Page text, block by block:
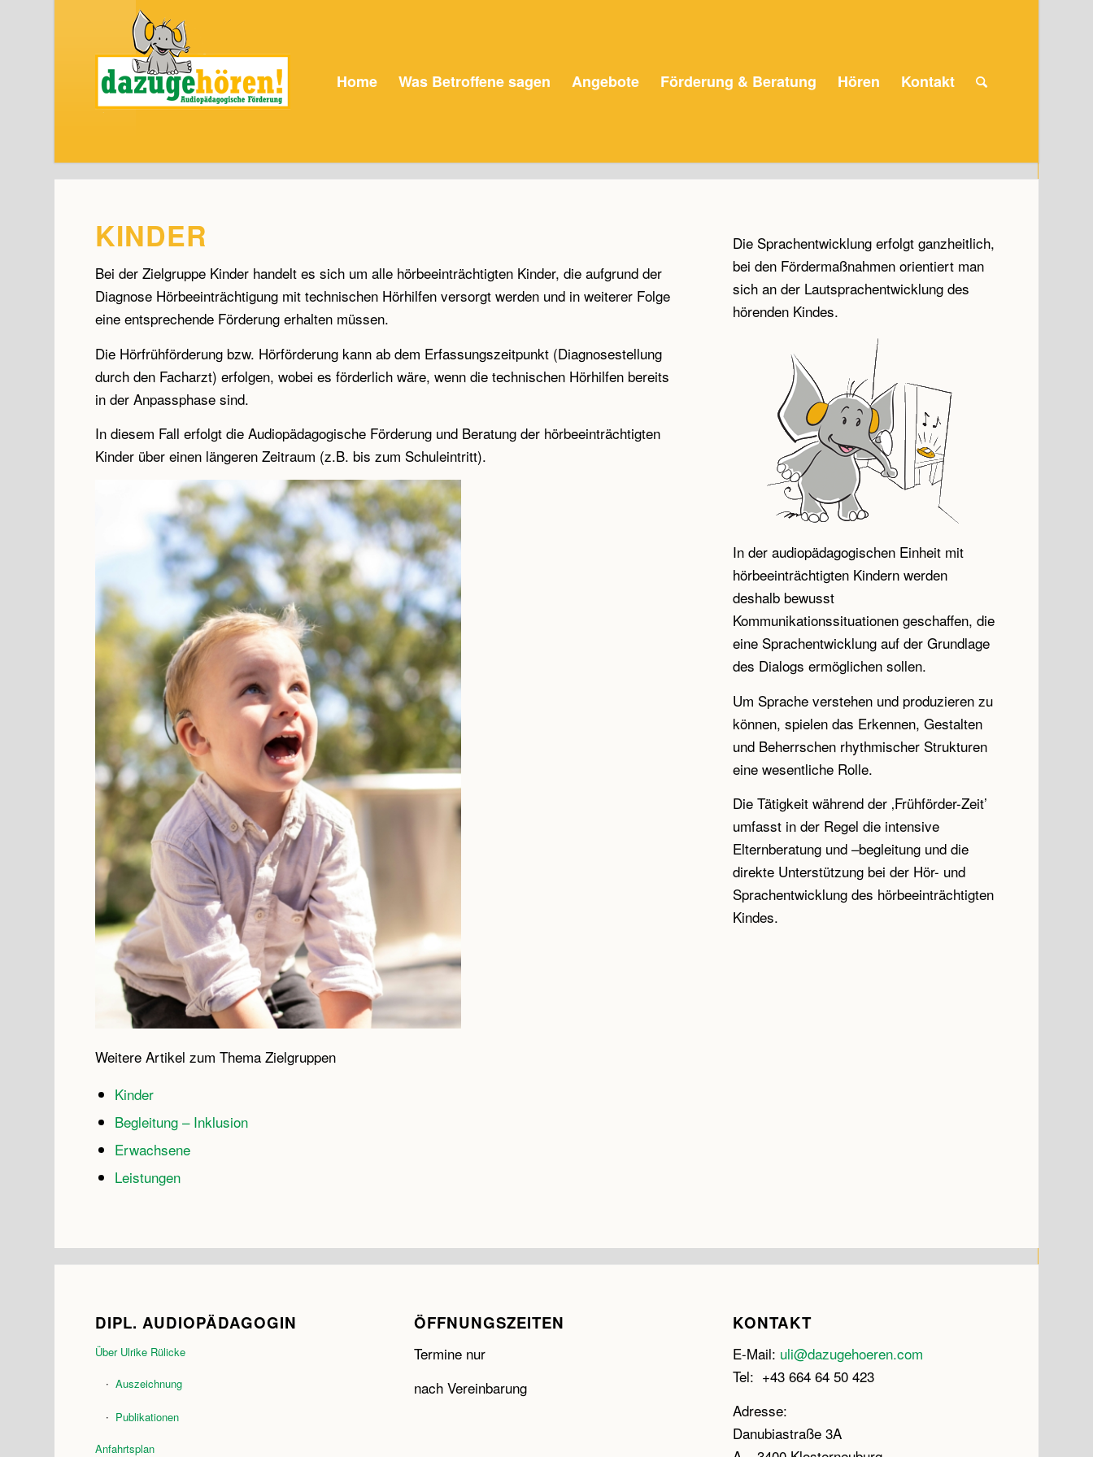
Home Was Betroffene sagen Angebote Förderung & Beratung Hören Kontakt
KINDER
Bei der Zielgruppe Kinder handelt es sich um alle hörbeeinträchtigten Kinder, die aufgrund der
Diagnose Hörbeeinträchtigung mit technischen Hörhilfen versorgt werden und in weiterer Folge
eine entsprechende Förderung erhalten müssen.
Die Hörfrühförderung bzw. Hörförderung kann ab dem Erfassungszeitpunkt (Diagnosestellung
durch den Facharzt) erfolgen, wobei es förderlich wäre, wenn die technischen Hörhilfen bereits
in der Anpassphase sind.
In diesem Fall erfolgt die Audiopädagogische Förderung und Beratung der hörbeeinträchtigten
Kinder über einen längeren Zeitraum (z.B. bis zum Schuleintritt).
Weitere Artikel zum Thema Zielgruppen
Kinder
Begleitung – Inklusion
Erwachsene
Leistungen
Die Sprachentwicklung erfolgt ganzheitlich,
bei den Fördermaßnahmen orientiert man
sich an der Lautsprachentwicklung des
hörenden Kindes.
In der audiopädagogischen Einheit mit
hörbeeinträchtigten Kindern werden
deshalb bewusst
Kommunikationssituationen geschaffen, die
eine Sprachentwicklung auf der Grundlage
des Dialogs ermöglichen sollen.
Um Sprache verstehen und produzieren zu
können, spielen das Erkennen, Gestalten
und Beherrschen rhythmischer Strukturen
eine wesentliche Rolle.
Die Tätigkeit während der ‚Frühförder-Zeit’
umfasst in der Regel die intensive
Elternberatung und –begleitung und die
direkte Unterstützung bei der Hör- und
Sprachentwicklung des hörbeeinträchtigten
Kindes.
DIPL. AUDIOPÄDAGOGIN
Über Ulrike Rülicke
Auszeichnung
Publikationen
Anfahrtsplan
ÖFFNUNGSZEITEN
Termine nur
nach Vereinbarung
KONTAKT
E-Mail: uli@dazugehoeren.com
Tel: +43 664 64 50 423
Adresse:
Danubiastraße 3A